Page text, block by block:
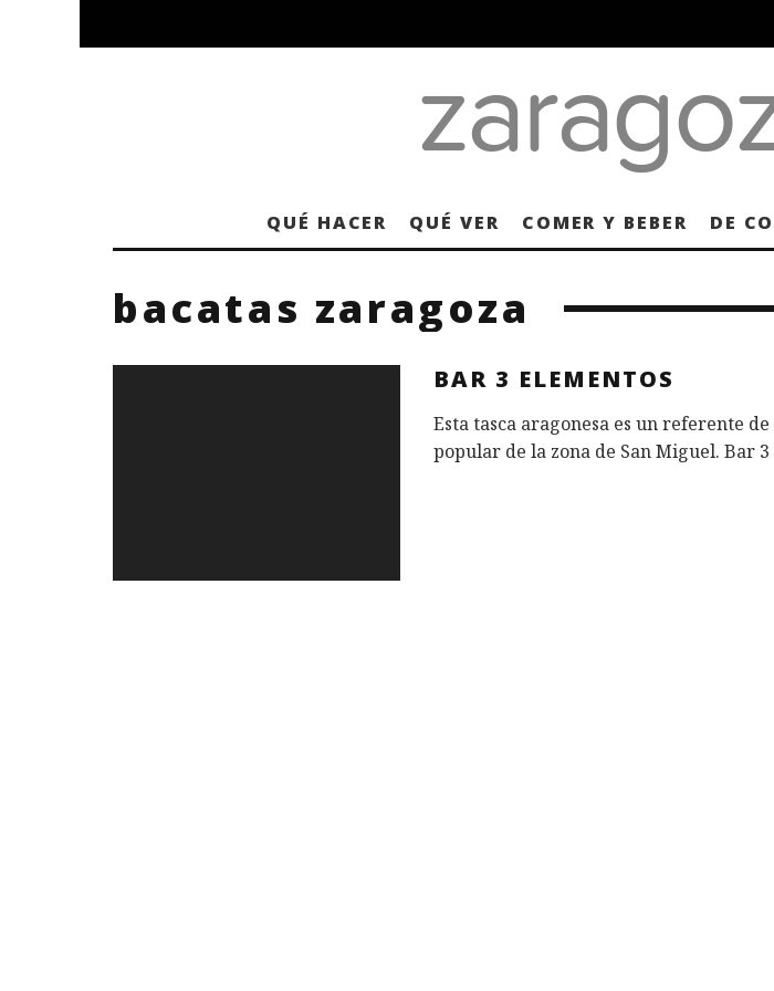
QUÉ HACER QUÉ VER COMER Y BEBER DE
bacatas zaragoza
BAR 3 ELEMENTOS
Esta tasca aragonesa es un referente
popular de la zona de San Miguel. Bar 3